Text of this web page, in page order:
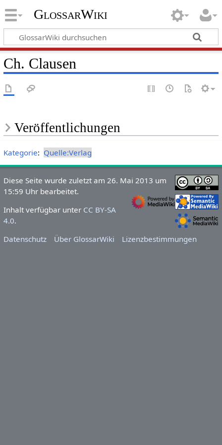
GlossarWiki
Ch. Clausen
Veröffentlichungen
Kategorie: Quelle:Verlag
Diese Seite wurde zuletzt am 26. Mai 2013 um
15:59 Uhr bearbeitet.
Inhalt verfügbar unter CC BY-SA
4.0.
Datenschutz
Über GlossarWiki Lizenzbestimmungen